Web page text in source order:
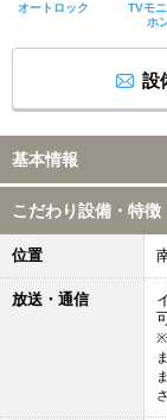
オートロック
TVモ
ホ
設
基本情報
こだわり設備・特徴
位置
放送・通信
※